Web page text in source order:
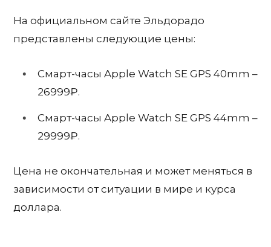
На официальном сайте Эльдорадо
представлены следующие цены:
Смарт-часы Apple Watch SE GPS 40mm –
26999₽.
Смарт-часы Apple Watch SE GPS 44mm –
29999₽.
Цена не окончательная и может меняться в
зависимости от ситуации в мире и курса
доллара.